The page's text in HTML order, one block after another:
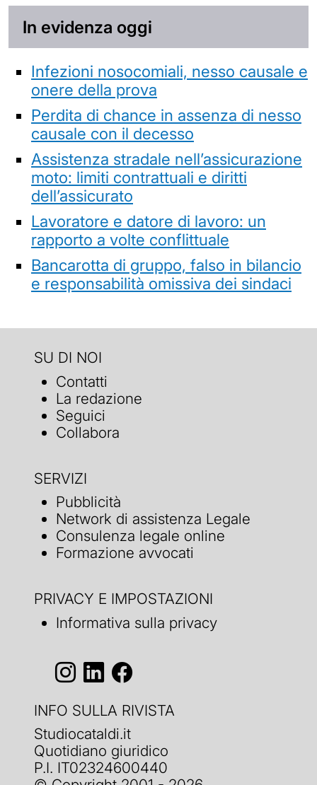
In evidenza oggi
Infezioni nosocomiali, nesso causale e
onere della prova
Perdita di chance in assenza di nesso
causale con il decesso
Assistenza stradale nell’assicurazione
moto: limiti contrattuali e diritti
dell’assicurato
Lavoratore e datore di lavoro: un
rapporto a volte conflittuale
Bancarotta di gruppo, falso in bilancio
e responsabilità omissiva dei sindaci
SU DI NOI
Contatti
La redazione
Seguici
Collabora
SERVIZI
Pubblicità
Network di assistenza Legale
Consulenza legale online
Formazione avvocati
PRIVACY E IMPOSTAZIONI
Informativa sulla privacy
INFO SULLA RIVISTA
Studiocataldi.it
Quotidiano giuridico
P.I. IT02324600440